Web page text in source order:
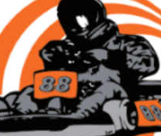
GYMNASTICS SOCIETY